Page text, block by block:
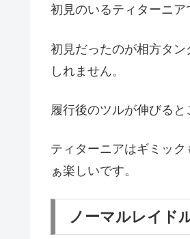
初見のいるティターニア
初見だったのが相方タ
しれません。
履行後のツルが伸びる
ティターニアはギミッ
ぁ楽しいです。
ノーマルレイド